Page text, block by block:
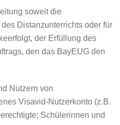
soweit die
Distanzunterrichts oder für
der Erfüllung des
den das BayEUG den
Nutzern von
Visavid-Nutzerkonto (z.B.
Schülerinnen und